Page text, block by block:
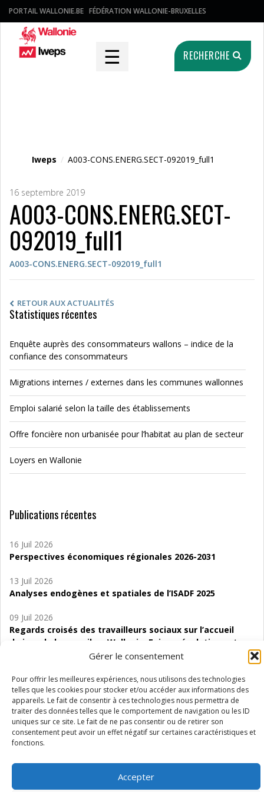
Gérer le consentement
Pour offrir les meilleures expériences, nous utilisons des technologies
telles que les cookies pour stocker et/ou accéder aux informations des
appareils. Le fait de consentir à ces technologies nous permettra de
traiter des données telles que le comportement de navigation ou les ID
uniques sur ce site. Le fait de ne pas consentir ou de retirer son
consentement peut avoir un effet négatif sur certaines caractéristiques et
fonctions.
Accepter
PORTAIL WALLONIE.BE FÉDÉRATION WALLONIE-BRUXELLES
☰ RECHERCHE
Iweps / A003-CONS.ENERG.SECT-092019_full1
16 septembre 2019
A003-CONS.ENERG.SECT-
092019_full1
A003-CONS.ENERG.SECT-092019_full1
RETOUR AUX ACTUALITÉS
Statistiques récentes
Enquête auprès des consommateurs wallons – indice de la
confiance des consommateurs
Migrations internes / externes dans les communes wallonnes
Emploi salarié selon la taille des établissements
Offre foncière non urbanisée pour l’habitat au plan de secteur
Loyers en Wallonie
Publications récentes
16 Juil 2026
Perspectives économiques régionales 2026-2031
13 Juil 2026
Analyses endogènes et spatiales de l’ISADF 2025
09 Juil 2026
Regards croisés des travailleurs sociaux sur l’accueil
de jour de bas seuil en Wallonie. Enjeux, évolutions et
06 Juil 2026
Étude d’évaluabilité des Structures
d’accompagnement à l’autocréation d’emploi (SAACE)
01 Juil 2026
Pénurie du personnel infirmier :quels indicateurs
Wallonie ?